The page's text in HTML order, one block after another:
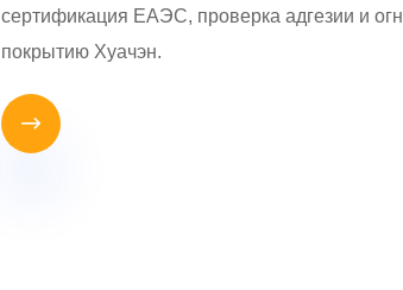
сертификация ЕАЭС, проверка адгезии и
покрытию Хуачэн.
